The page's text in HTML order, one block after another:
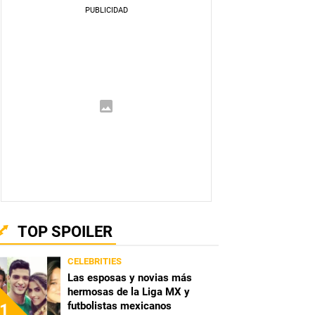
TOP SPOILER
1
CELEBRITIES
Las esposas y novias más
hermosas de la Liga MX y
futbolistas mexicanos